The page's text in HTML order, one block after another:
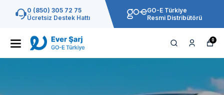
0 (850) 305 72 75
Ücretsiz Destek Hattı
GO-E Türkiye
Resmi Distribütörü
0